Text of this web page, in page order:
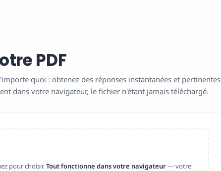
PDF
quoi : obtenez des réponses instantanées et pertinentes
dans votre navigateur, le fichier n'étant jamais téléchargé.
pour choisir.Tout fonctionne dans votre navigateur— votre